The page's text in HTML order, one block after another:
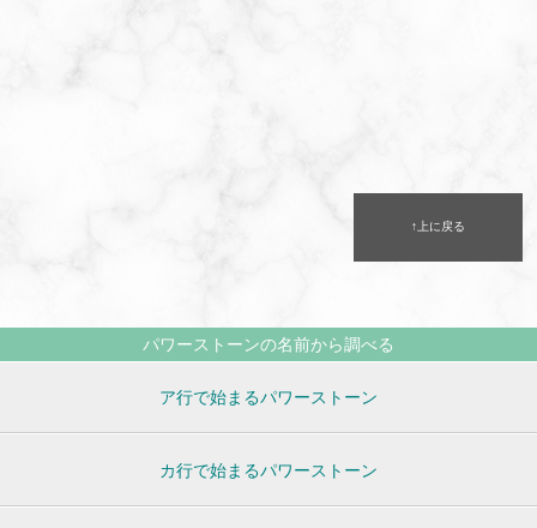
↑上に戻る
パワーストーンの名前から調べる
ア行で始まるパワーストーン
カ行で始まるパワーストーン